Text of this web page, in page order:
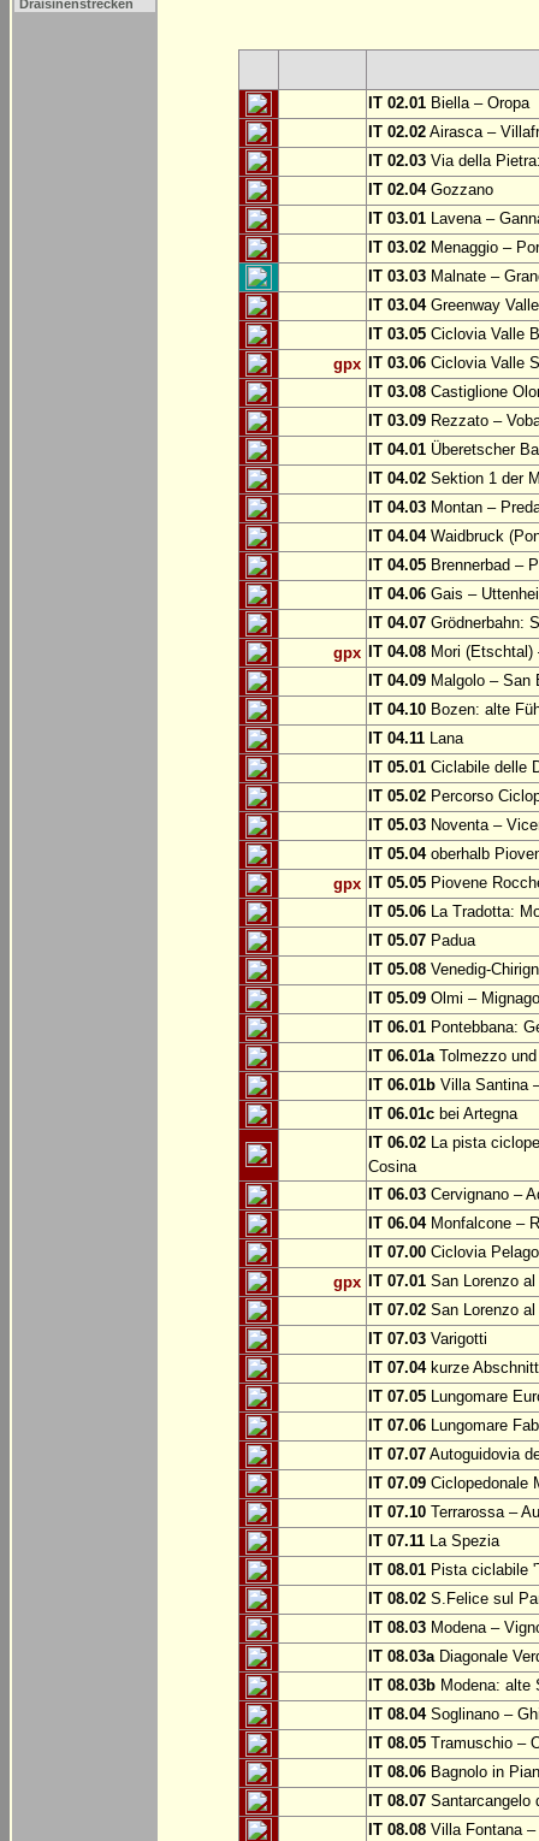
Draisinenstrecken
IT 02.01 Biella – Oropa
IT 02.02 Airasca –
IT 02.03 Via della
IT 02.04Gozzano
IT 03.01 Lavena –
IT 03.02 Menaggio –
IT 03.03 Malnate –
IT 03.04Greenway
IT 03.05 Ciclovia Valle
gpx
IT 03.06 Ciclovia Valle
IT 03.08 Castiglione
IT 03.09 Rezzato –
IT 04.01 Überetscher
IT 04.02 Sektion 1 der
IT 04.03 Montan –
IT 04.04Waidbruck
IT 04.05 Brennerbad –
IT 04.06 Gais –
IT 04.07 Grödnerbahn:
gpx
IT 04.08 Mori (Etschtal)
IT 04.09 Malgolo – San
IT 04.10 Bozen: alte
IT 04.11 Lana
IT 05.01 Ciclabile delle
IT 05.02 Percorso
IT 05.03 Noventa –
IT 05.04oberhalb
gpx
IT 05.05 Piovene
IT 05.06 La Tradotta:
IT 05.07 Padua
IT 05.08 Venedig-
IT 05.09 Olmi –
IT 06.01 Pontebbana:
IT 06.01aTolmezzo
IT 06.01b Villa Santina
IT 06.01c bei Artegna
IT 06.02 La pista
Cosina
IT 06.03 Cervignano –
IT 06.04Monfalcone –
IT 07.00 Ciclovia
gpx
IT 07.01 San Lorenzo
IT 07.02 San Lorenzo
IT 07.03 Varigotti
IT 07.04kurze
IT 07.05 Lungomare
IT 07.06 Lungomare
IT 07.07 Autoguidovia
IT 07.09 Ciclopedonale
IT 07.10 Terrarossa –
IT 07.11 La Spezia
IT 08.01 Pista ciclabile
IT 08.02 S.Felice sul
IT 08.03 Modena –
IT 08.03aDiagonale
IT 08.03b Modena: alte
IT 08.04Soglinano –
IT 08.05 Tramuschio –
IT 08.06 Bagnolo in
IT 08.07 Santarcangelo
IT 08.08 Villa Fontana